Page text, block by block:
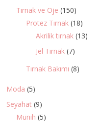
Tırnak ve Oje (150)
Protez Tırnak (18)
Akrilik tırnak (13)
Jel Tırnak (7)
Tırnak Bakımı (8)
Moda (5)
Seyahat (9)
Münih (5)